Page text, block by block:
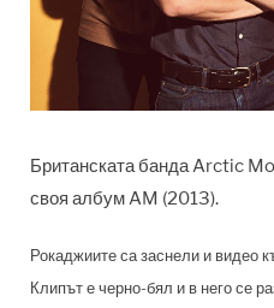
Британската банда Arctic
своя албум AM (2013).
Рокаджиите са заснели и видео
Клипът е черно-бял и в него се